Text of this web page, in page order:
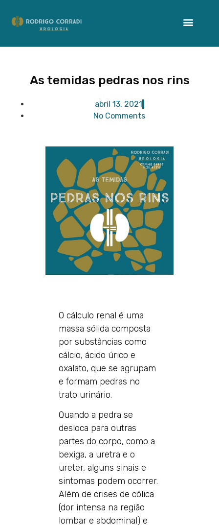
As temidas pedras nos rins
abril 13, 2021
No Comments
O cálculo renal é uma
massa sólida composta
por substâncias como
cálcio, ácido úrico e
oxalato, que se agrupam
e formam pedras no
trato urinário. ​​
Quando a pedra se
desloca para outras
partes do corpo, como a
bexiga, a uretra e o
ureter, alguns sinais e
sintomas podem ocorrer.
Além de crises de cólica
(dor intensa na região
lombar e abdominal) e